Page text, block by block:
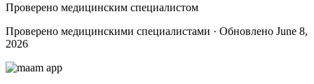
Проверено медицинским специалистом
Проверено медицинскими специалистами · Обновлено June 8,
2026